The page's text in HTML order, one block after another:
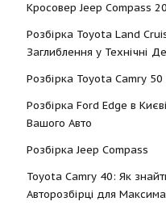
Кросовер Jeep Compass
Розбірка Toyota Land
Заглиблення у Технічні
Розбірка Toyota Camry
Розбірка Ford Edge в
Вашого Авто
Розбірка Jeep Compass
Toyota Camry 40: Як
Авторозбірці для